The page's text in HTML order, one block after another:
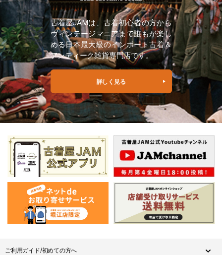
古着屋JAMは、古着初心者の方から
ヴィンテージマニアまで誰もが楽し
める日本最大級のインポート古着＆
アンティーク雑貨専門店です。
詳しく見る
ご利用ガイド/初めての方へ